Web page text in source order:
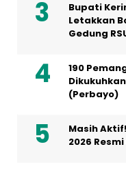
Bupati
Letakkan
Gedung
190
(Perbayo)
Masih
2026